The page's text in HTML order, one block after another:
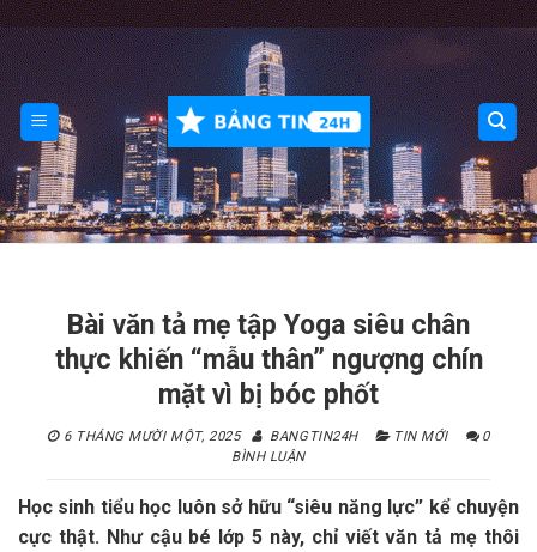
Skip
to
content
Bài văn tả mẹ tập Yoga siêu chân
thực khiến “mẫu thân” ngượng chín
mặt vì bị bóc phốt
6 THÁNG MƯỜI MỘT, 2025 BANGTIN24H TIN MỚI
0
BÌNH LUẬN
Học sinh tiểu học luôn sở hữu “siêu năng lực” kể chuyện
cực thật. Như cậu bé lớp 5 này, chỉ viết văn tả mẹ thôi